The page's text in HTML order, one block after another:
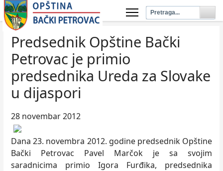
Predsednik Opštine Bački
Petrovac je primio
predsednika Ureda za Slovake
u dijaspori
28 novembar 2012
Dana 23. novembra 2012. godine predsednik Opštine
Bački Petrovac Pavel Marčok je sa svojim
saradnicima primio Igora Furđika, predsednika